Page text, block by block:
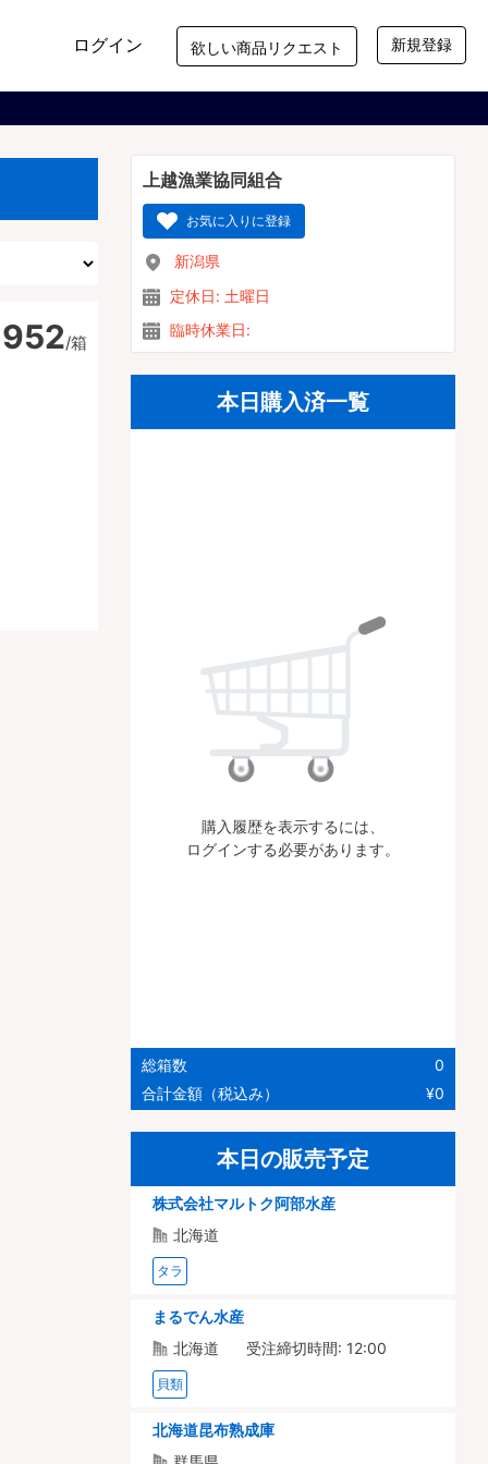
ログイン 欲しい商品リクエスト 新規登録
/箱
上越漁業協同組合
お気に入りに登録
新潟県
定休日: 土曜日
臨時休業日:
本日購入済一覧
購入履歴を表示するには、
ログインする必要があります。
総箱数
0
合計金額（税込み）
¥0
本日の販売予定
株式会社マルトク阿部水産
北海道
タラ
まるでん水産
北海道
受注締切時間: 12:00
貝類
北海道昆布熟成庫